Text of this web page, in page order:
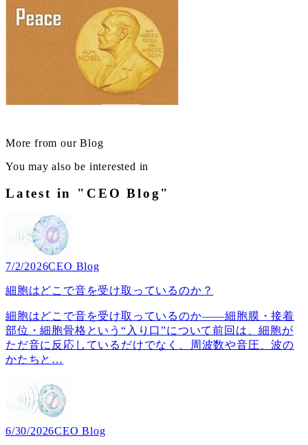
More from our Blog
You may also be interested in
Latest in "CEO Blog"
7/2/2026CEO Blog
細胞はどこで音を受け取っているのか？
細胞はどこで音を受け取っているのか――細胞膜・接着
部位・細胞骨格という“入り口”について前回は、細胞が
ただ音に反応しているだけでなく、周波数や音圧、波の
かたちと …
6/30/2026CEO Blog